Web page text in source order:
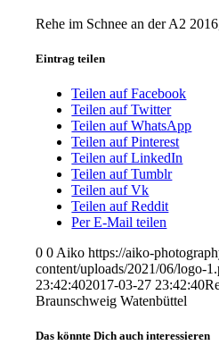
Rehe im Schnee an der A2
Eintrag teilen
Teilen auf Facebook
Teilen auf Twitter
Teilen auf WhatsApp
Teilen auf Pinterest
Teilen auf LinkedIn
Teilen auf Tumblr
Teilen auf Vk
Teilen auf Reddit
Per E-Mail teilen
0 0 Aiko https://aiko-
content/uploads/2021/06/logo-
23:42:402017-03-27 23:42:40
Braunschweig Watenbüttel
Das könnte Dich auch interessieren